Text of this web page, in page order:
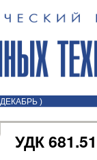
)
УДК 681.51